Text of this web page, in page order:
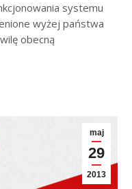
systemu
wyżej państwa
obecną
maj
29
2013